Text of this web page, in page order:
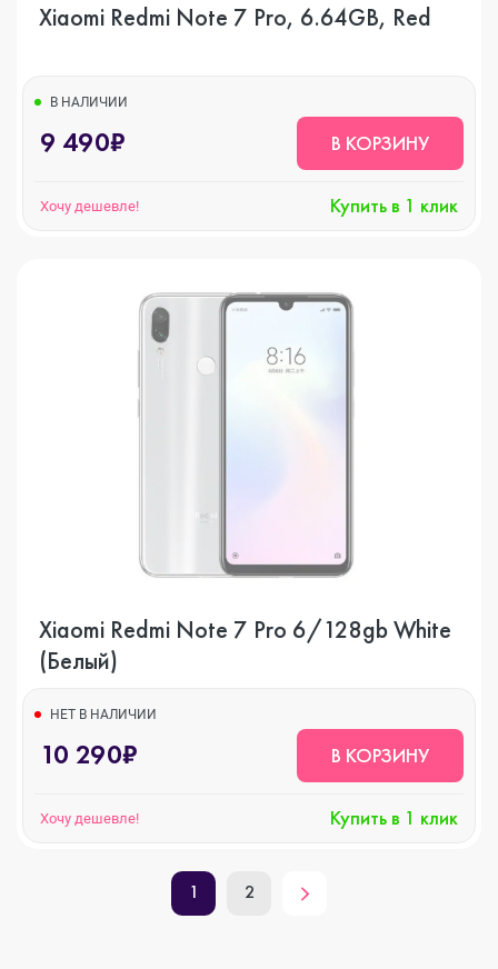
Xiaomi Redmi Note 7 Pro, 6.64GB, Red
В НАЛИЧИИ
9 490₽ В КОРЗИНУ
Хочу дешевле! Купить в 1 клик
Xiaomi Redmi Note 7 Pro 6/128gb White
(Белый)
НЕТ В НАЛИЧИИ
10 290₽ В КОРЗИНУ
Хочу дешевле! Купить в 1 клик
1 2